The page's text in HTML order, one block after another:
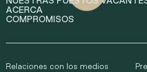
ACERCA
COMPROMISOS
Relaciones con los medios